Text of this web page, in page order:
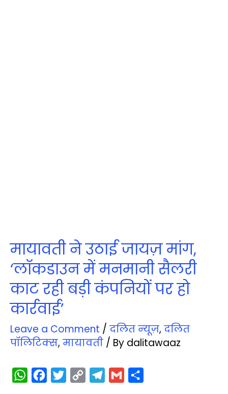
मायावती ने उठाई जायज़ मांग,
‘लॉकडाउन में मनमानी सैलरी
काट रही बड़ी कंपनियों पर हो
कार्रवाई’
Leave a Comment / दलित न्‍यूज़, दलित
पॉलिटिक्‍स, मायावती / By dalitawaaz
W